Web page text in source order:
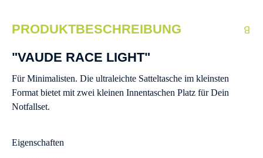
PRODUKTBESCHREIBUNG
"VAUDE RACE LIGHT"
Für Minimalisten. Die ultraleichte Satteltasche im kleinsten
Format bietet mit zwei kleinen Innentaschen Platz für Dein
Notfallset.
Eigenschaften